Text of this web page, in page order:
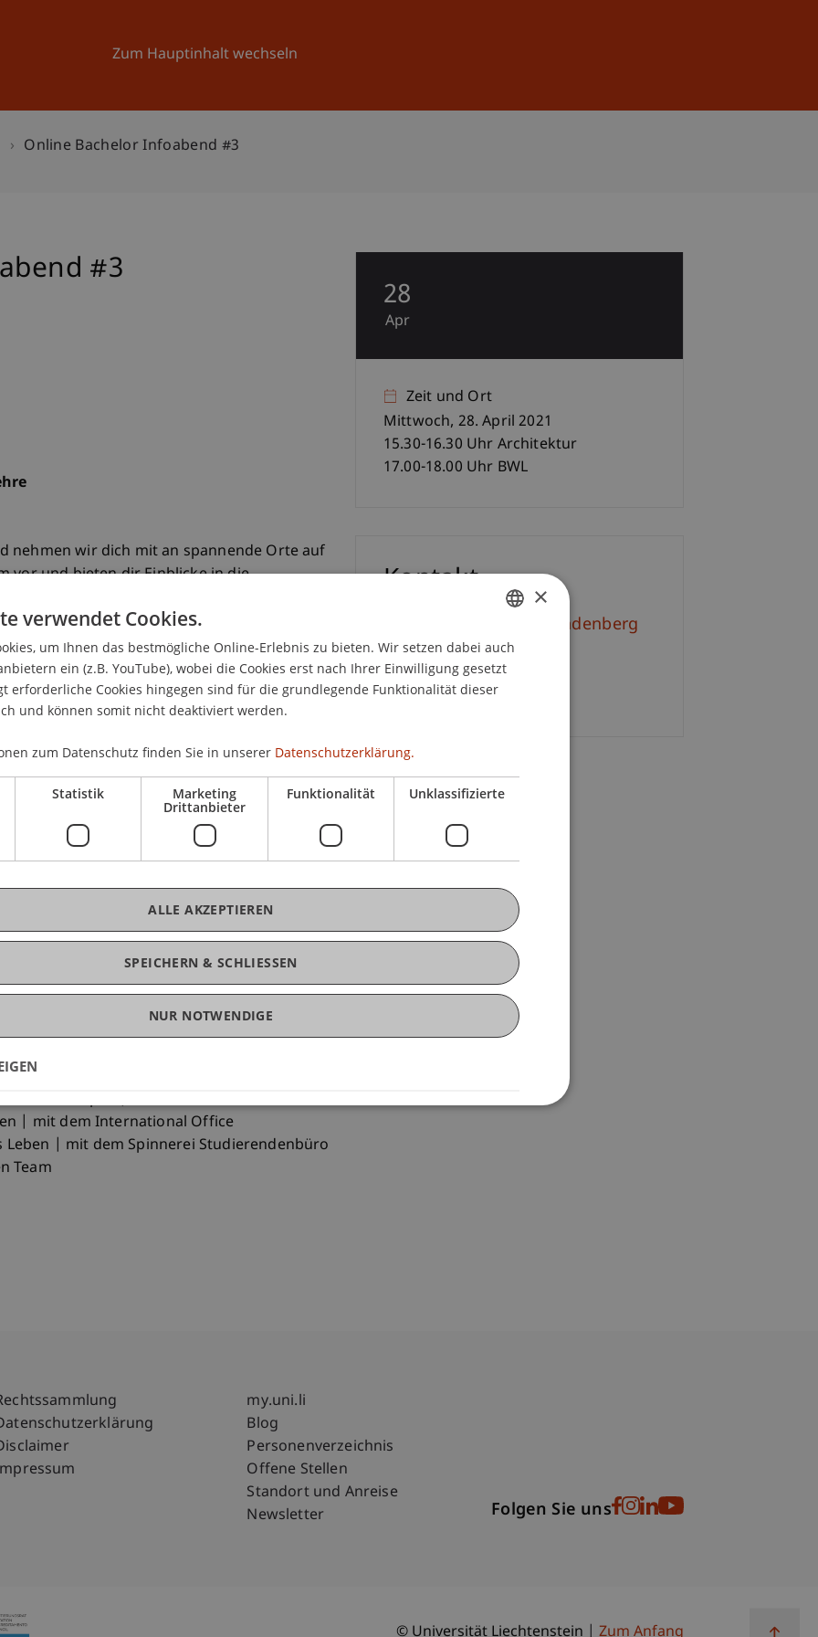
Zum Hauptinhalt wechseln
Universität Aktuelles
Online Bachelor Infoabend #3
#3
nehmen wir dich mit an spannende Orte auf
vor und bieten dir Einblicke in die
aus.
Architektur | mit Mag. arch. Cornelia Faisst,
| mit Teresa Rädler, Wissenschaftliche
| mit Rebecca Senti, Student
| mit Ivo Stoitschev, Spinnerei
Team
Betriebswirtschaftslehre | mit Christina
dem Campus | mit Student Ambassadors
| mit dem International Office
Leben | mit dem Spinnerei Studierendenbüro
Team
28
Apr
Zeit und Ort
Mittwoch, 28. April 2021
15.30-16.30 Uhr Architektur
17.00-18.00 Uhr BWL
Kontakt
Dipl.-Kult. Simone Brandenberg
+423 265 11 18
E-Mail
Rechtliche HinweiseFußzeile Subdomain-Verzeichnis
my.uni.li
Blog
Personenverzeichnis
Offene Stellen
Standort und Anreise
Newsletter
Folgen Sie uns
© Universität Liechtenstein Zum Anfang
GERMAN
ENGLISH
×
verwendet Cookies.
um Ihnen das bestmögliche Online-Erlebnis zu bieten. Wir setzen dabei auch
ein (z.B. YouTube), wobei die Cookies erst nach Ihrer Einwilligung gesetzt
erforderliche Cookies hingegen sind für die grundlegende Funktionalität dieser
und können somit nicht deaktiviert werden.
zum Datenschutz finden Sie in unserer Datenschutzerklärung.
Statistik Marketing
Drittanbieter
Funktionalität Unklassifizierte
SPEICHERN & SCHLIESSEN
ALLE AKZEPTIEREN
NUR NOTWENDIGE